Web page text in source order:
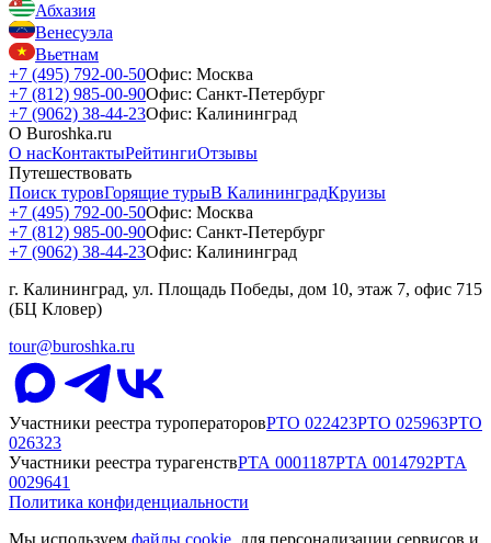
Абхазия
Венесуэла
Вьетнам
+7 (495) 792-00-50Офис: Москва
+7 (812) 985-00-90Офис: Санкт-Петербург
+7 (9062) 38-44-23Офис: Калининград
О Buroshka.ru
О насКонтактыРейтингиОтзывы
Путешествовать
Поиск туровГорящие турыВ КалининградКруизы
+7 (495) 792-00-50Офис: Москва
+7 (812) 985-00-90Офис: Санкт-Петербург
+7 (9062) 38-44-23Офис: Калининград
г. Калининград, ул. Площадь Победы, дом 10, этаж 7, офис 715
(БЦ Кловер)
tour@buroshka.ru
Участники реестра туроператоровРТО 022423РТО 025963РТО
026323
Участники реестра турагенствРТА 0001187РТА 0014792РТА
0029641
Политика конфиденциальности